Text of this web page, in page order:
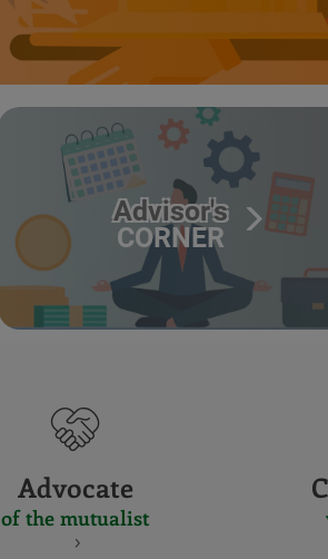
Advisor's
CORNER
Advocate
of the mutualist